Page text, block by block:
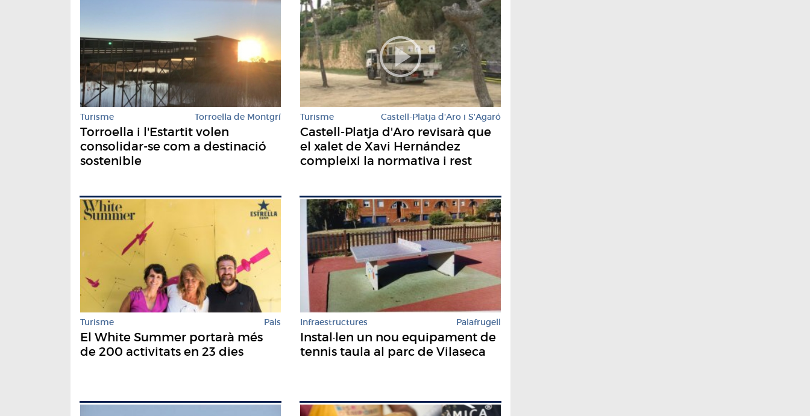
Turisme Torroella de Montgrí
Torroella i l'Estartit volen
consolidar-se com a destinació
sostenible
Turisme Castell-Platja d'Aro i S'Agaró
Castell-Platja d'Aro revisarà que
el xalet de Xavi Hernández
compleixi la normativa i rest
Turisme Pals
El White Summer portarà més
de 200 activitats en 23 dies
Infraestructures Palafrugell
Instal·len un nou equipament de
tennis taula al parc de Vilaseca